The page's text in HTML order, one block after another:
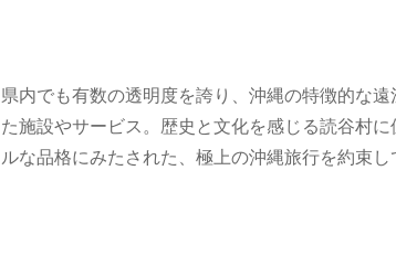
県内でも有数の透明度を誇り、沖縄の特徴的な
た施設やサービス。歴史と文化を感じる読谷村
ルな品格にみたされた、極上の沖縄旅行を約束し